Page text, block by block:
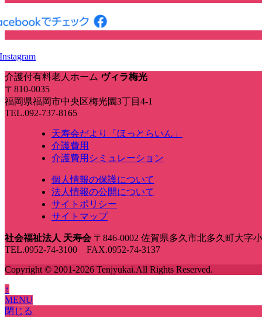
介護付有料老人ホーム ヴィラ梅光
〒810-0035
福岡県福岡市中央区梅光園3丁目4-1
TEL.092-737-8165
天寿会だより「ほっとらいん」
介護費用
介護費用シミュレーション
個人情報の保護について
法人情報の公開について
サイトポリシー
サイトマップ
社会福祉法人 天寿会 〒846-0002 佐賀県多久市北多久町大字
TEL.0952-74-3100 FAX.0952-74-3137
Copyright © 2001-2026 Tenjyukai.All Rights Reserved.
↑
MENU
閉じる